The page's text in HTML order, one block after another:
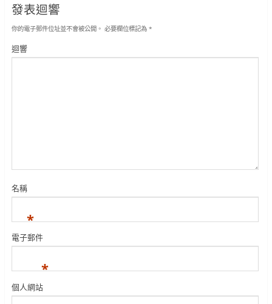
發表迴響
你的電子郵件位址並不會被公開。 必要欄位標記為 *
迴響
名稱
*
電子郵件
*
個人網站